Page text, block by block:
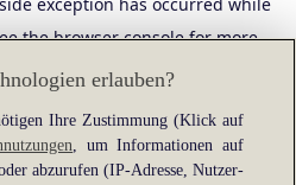
the browser consolefor more
erlauben?
Ihre Zustimmung (Klick auf
, um Informationen auf
abzurufen (IP-Adresse, Nutzer-